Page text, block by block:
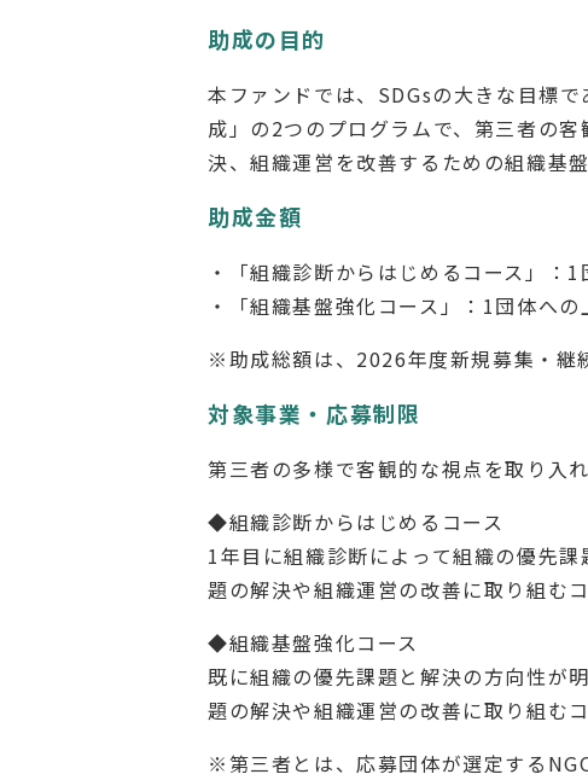
助成の目的
本ファンドでは、SDGsの大きな目標
成」の2つのプログラムで、第三者の
決、組織運営を改善するための組織基
助成金額
・「組織診断からはじめるコース」：
・「組織基盤強化コース」：1団体への
※助成総額は、2026年度新規募集・
対象事業・応募制限
第三者の多様で客観的な視点を取り入
◆組織診断からはじめるコース
1年目に組織診断によって組織の優先
題の解決や組織運営の改善に取り組む
◆組織基盤強化コース
既に組織の優先課題と解決の方向性が
題の解決や組織運営の改善に取り組む
※第三者とは、応募団体が選定する